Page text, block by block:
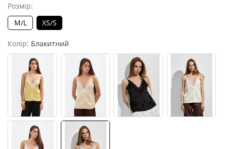
Розмір:
M/L
XS/S
Колір: Блакитний